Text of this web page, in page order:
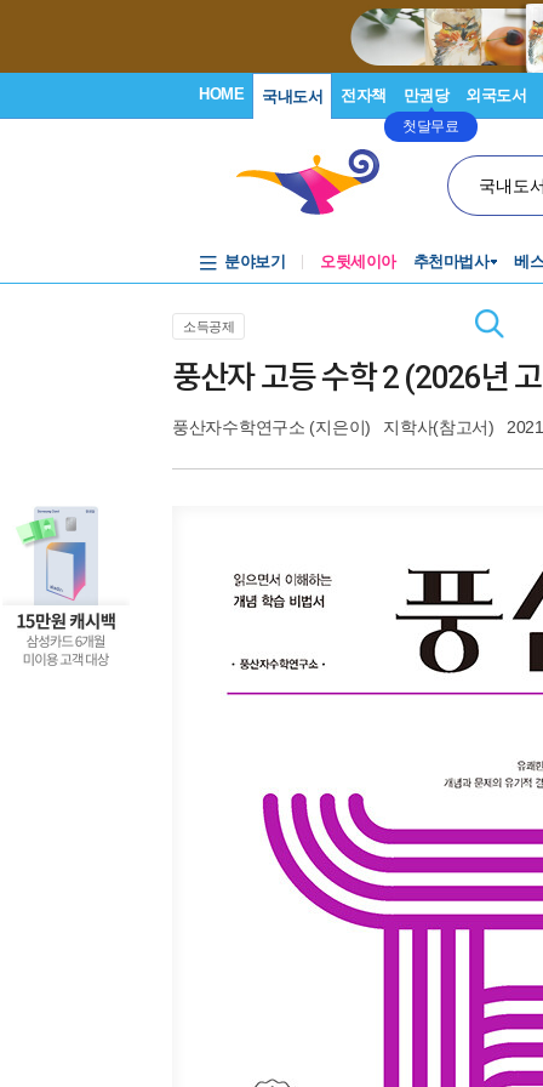
HOME 국내도서 전자책 만권당
첫달무료
외국도서
국내도
분야보기 오뒷세이아 추천마법사 베
소득공제
풍산자 고등 수학 2 (2026년
풍산자수학연구소 (지은이) 지학사(참고서)